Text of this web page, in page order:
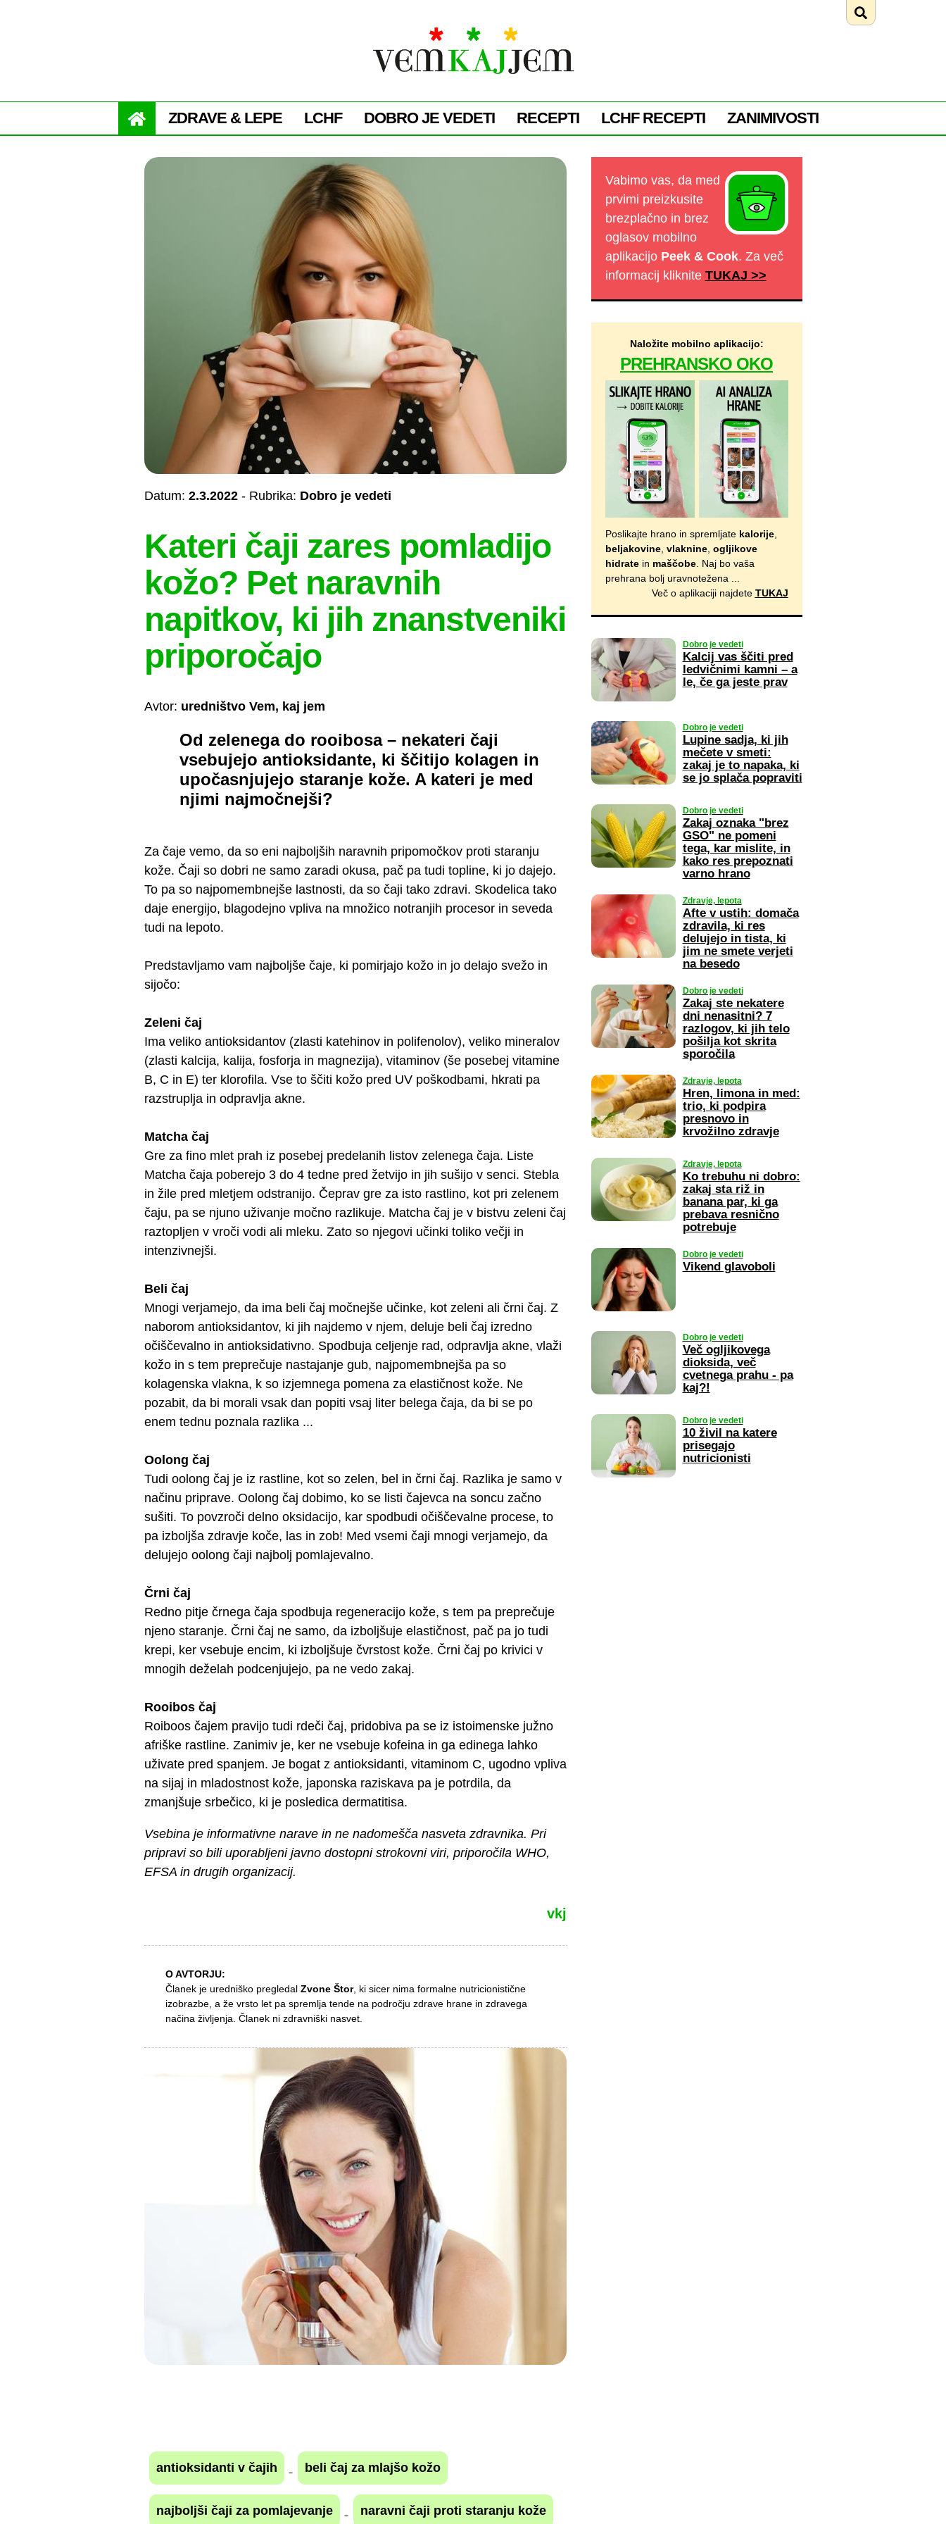
ZDRAVE & LEPE LCHF DOBRO JE VEDETI RECEPTI LCHF RECEPTI ZANIMIVOSTI
Datum: 2.3.2022- Rubrika: Dobro je vedeti
Kateri čaji zares pomladijo
kožo? Pet naravnih
napitkov, ki jih znanstveniki
priporočajo
Avtor: uredništvo Vem, kaj jem
Od zelenega do rooibosa – nekateri čaji
vsebujejo antioksidante, ki ščitijo kolagen in
upočasnjujejo staranje kože. A kateri je med
njimi najmočnejši?
Za čaje vemo, da so eni najboljših naravnih pripomočkov proti staranju
kože. Čaji so dobri ne samo zaradi okusa, pač pa tudi topline, ki jo dajejo.
To pa so najpomembnejše lastnosti, da so čaji tako zdravi. Skodelica tako
daje energijo, blagodejno vpliva na množico notranjih procesor in seveda
tudi na lepoto.
Predstavljamo vam najboljše čaje, ki pomirjajo kožo in jo delajo svežo in
sijočo:
Zeleni čaj
Ima veliko antioksidantov (zlasti katehinov in polifenolov), veliko mineralov
(zlasti kalcija, kalija, fosforja in magnezija), vitaminov (še posebej vitamine
B, C in E) ter klorofila. Vse to ščiti kožo pred UV poškodbami, hkrati pa
razstruplja in odpravlja akne.
Matcha čaj
Gre za fino mlet prah iz posebej predelanih listov zelenega čaja. Liste
Matcha čaja poberejo 3 do 4 tedne pred žetvijo in jih sušijo v senci. Stebla
in žile pred mletjem odstranijo. Čeprav gre za isto rastlino, kot pri zelenem
čaju, pa se njuno uživanje močno razlikuje. Matcha čaj je v bistvu zeleni čaj
raztopljen v vroči vodi ali mleku. Zato so njegovi učinki toliko večji in
intenzivnejši.
Beli čaj
Mnogi verjamejo, da ima beli čaj močnejše učinke, kot zeleni ali črni čaj. Z
naborom antioksidantov, ki jih najdemo v njem, deluje beli čaj izredno
očiščevalno in antioksidativno. Spodbuja celjenje rad, odpravlja akne, vlaži
kožo in s tem preprečuje nastajanje gub, najpomembnejša pa so
kolagenska vlakna, k so izjemnega pomena za elastičnost kože. Ne
pozabit, da bi morali vsak dan popiti vsaj liter belega čaja, da bi se po
enem tednu poznala razlika ...
Oolong čaj
Tudi oolong čaj je iz rastline, kot so zelen, bel in črni čaj. Razlika je samo v
načinu priprave. Oolong čaj dobimo, ko se listi čajevca na soncu začno
sušiti. To povzroči delno oksidacijo, kar spodbudi očiščevalne procese, to
pa izboljša zdravje koče, las in zob! Med vsemi čaji mnogi verjamejo, da
delujejo oolong čaji najbolj pomlajevalno.
Črni čaj
Redno pitje črnega čaja spodbuja regeneracijo kože, s tem pa preprečuje
njeno staranje. Črni čaj ne samo, da izboljšuje elastičnost, pač pa jo tudi
krepi, ker vsebuje encim, ki izboljšuje čvrstost kože. Črni čaj po krivici v
mnogih deželah podcenjujejo, pa ne vedo zakaj.
Rooibos čaj
Roiboos čajem pravijo tudi rdeči čaj, pridobiva pa se iz istoimenske južno
afriške rastline. Zanimiv je, ker ne vsebuje kofeina in ga edinega lahko
uživate pred spanjem. Je bogat z antioksidanti, vitaminom C, ugodno vpliva
na sijaj in mladostnost kože, japonska raziskava pa je potrdila, da
zmanjšuje srbečico, ki je posledica dermatitisa.
Vsebina je informativne narave in ne nadomešča nasveta zdravnika. Pri
pripravi so bili uporabljeni javno dostopni strokovni viri, priporočila WHO,
EFSA in drugih organizacij.
vkj
O AVTORJU:
Članek je uredniško pregledal Zvone Štor, ki sicer nima formalne nutricionistične
izobrazbe, a že vrsto let pa spremlja tende na področju zdrave hrane in zdravega
načina življenja. Članek ni zdravniški nasvet.
antioksidanti v čajih beli čaj za mlajšo kožo
najboljši čaji za pomlajevanje naravni čaji proti staranju kože
Vabimo vas, da med
prvimi preizkusite
brezplačno in brez
oglasov mobilno
aplikacijo Peek & Cook. Za več
informacij kliknite TUKAJ >>
Naložite mobilno aplikacijo:
PREHRANSKO OKO
Poslikajte hrano in spremljate kalorije,
beljakovine, vlaknine, ogljikove
hidratein maščobe. Naj bo vaša
prehrana bolj uravnotežena ...
Več o aplikaciji najdete TUKAJ
Dobro je vedeti
Kalcij vas ščiti pred
ledvičnimi kamni – a
le, če ga jeste prav
Dobro je vedeti
Lupine sadja, ki jih
mečete v smeti:
zakaj je to napaka, ki
se jo splača popraviti
Dobro je vedeti
Zakaj oznaka "brez
GSO" ne pomeni
tega, kar mislite, in
kako res prepoznati
varno hrano
Zdravje, lepota
Afte v ustih: domača
zdravila, ki res
delujejo in tista, ki
jim ne smete verjeti
na besedo
Dobro je vedeti
Zakaj ste nekatere
dni nenasitni? 7
razlogov, ki jih telo
pošilja kot skrita
sporočila
Zdravje, lepota
Hren, limona in med:
trio, ki podpira
presnovo in
krvožilno zdravje
Zdravje, lepota
Ko trebuhu ni dobro:
zakaj sta riž in
banana par, ki ga
prebava resnično
potrebuje
Dobro je vedeti
Vikend glavoboli
Dobro je vedeti
Več ogljikovega
dioksida, več
cvetnega prahu - pa
kaj?!
Dobro je vedeti
10 živil na katere
prisegajo
nutricionisti